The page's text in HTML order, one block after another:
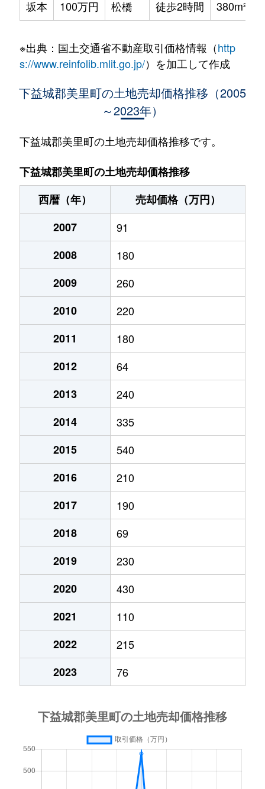
坂本
100万円 松橋 徒歩2時間 380m²
※出典：国土交通省不動産取引価格情報（http
s://www.reinfolib.mlit.go.jp/）を加工して作成
下益城郡美里町の土地売却価格推移（2005
～2023年）
下益城郡美里町の土地売却価格推移です。
下益城郡美里町の土地売却価格推移
西暦（年）
売却価格（万円）
2007
91
2008
180
2009
260
2010
220
2011
180
2012
64
2013
240
2014
335
2015
540
2016
210
2017
190
2018
69
2019
230
2020
430
2021
110
2022
215
2023
76